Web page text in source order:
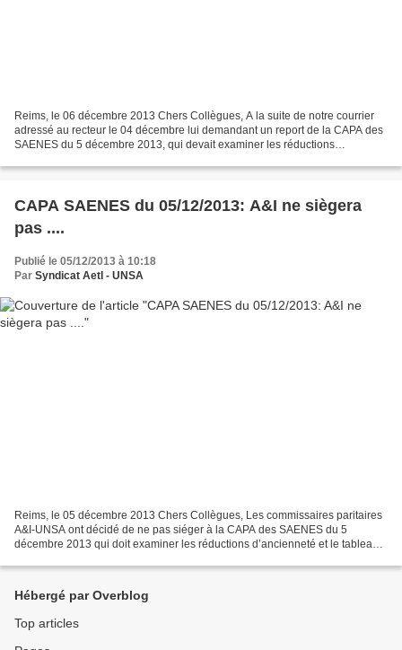
Reims, le 06 décembre 2013 Chers Collègues, A la suite de notre courrier
adressé au recteur le 04 décembre lui demandant un report de la CAPA des
SAENES du 5 décembre 2013, qui devait examiner les réductions
CAPA SAENES du 05/12/2013: A&I ne siègera
pas ....
Publié le 05/12/2013 à 10:18
Par Syndicat AetI - UNSA
Reims, le 05 décembre 2013 Chers Collègues, Les commissaires paritaires
A&I-UNSA ont décidé de ne pas siéger à la CAPA des SAENES du 5
décembre 2013 qui doit examiner les réductions d’ancienneté et le tableau
Hébergé par Overblog
Top articles